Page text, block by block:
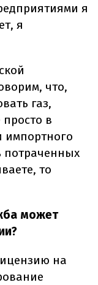
я
я
что,
газ,
в
импортного
потраченных
то
может
на